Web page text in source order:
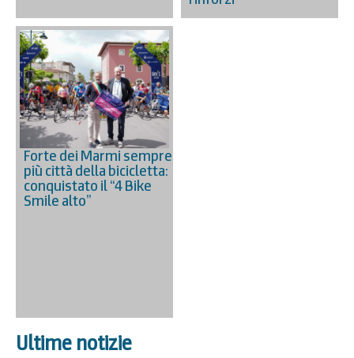
Forte dei Marmi sempre
più città della bicicletta:
conquistato il “4 Bike
Smile alto”
Ultime notizie